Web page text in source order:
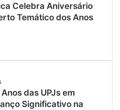
Celebra Aniversário
Temático dos Anos
das UPJs em
Significativo na